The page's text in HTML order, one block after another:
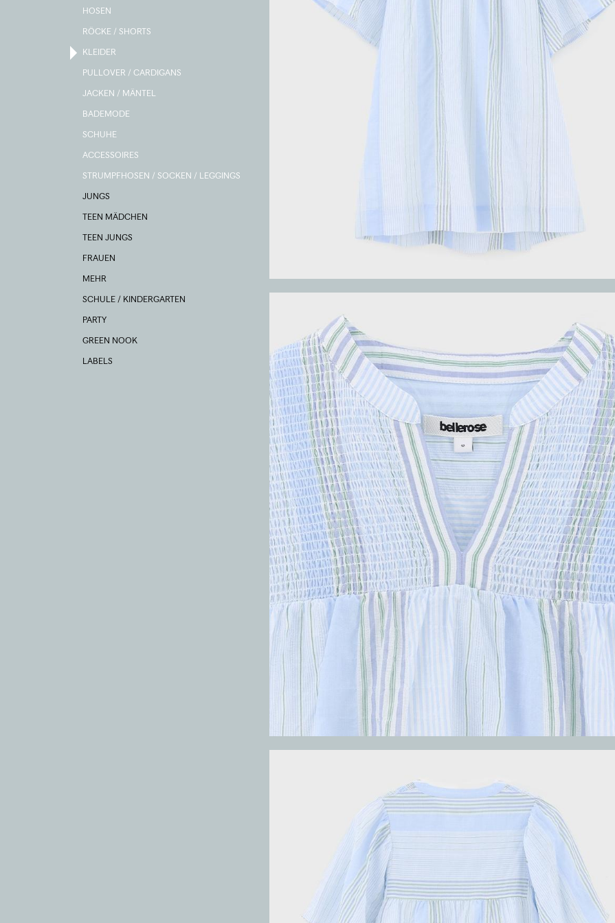
HOSEN
RÖCKE / SHORTS
KLEIDER
PULLOVER / CARDIGANS
JACKEN / MÄNTEL
BADEMODE
SCHUHE
ACCESSOIRES
STRUMPFHOSEN / SOCKEN / LEGGINGS
JUNGS
TEEN MÄDCHEN
TEEN JUNGS
FRAUEN
MEHR
SCHULE / KINDERGARTEN
PARTY
GREEN NOOK
LABELS